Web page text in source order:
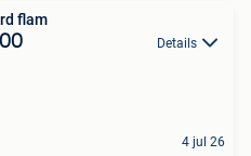
flam
Details
4 jul 26